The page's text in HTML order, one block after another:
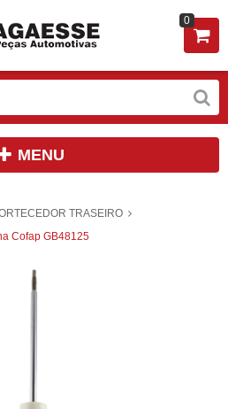
0
MENU
TRASEIRO
Cofap GB48125